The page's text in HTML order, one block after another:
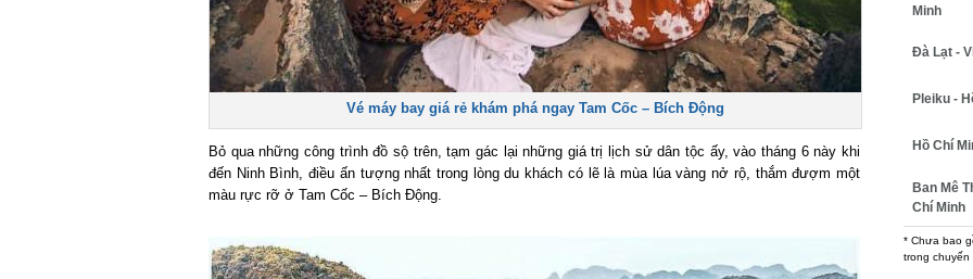
Vé máy bay giá rẻ khám phá ngay Tam Cốc – Bích Động
Bỏ qua những công trình đồ sộ trên, tạm gác lại những giá trị lịch sử dân tộc ấy, vào tháng 6 này khi
đến Ninh Bình, điều ấn tượng nhất trong lòng du khách có lẽ là mùa lúa vàng nở rộ, thắm đượm một
màu rực rỡ ở Tam Cốc – Bích Động.
Minh
Đà Lạt -
Pleiku -
Hồ Chí
Ban Mê
Chí Minh
* Chưa bao
trong chuyến